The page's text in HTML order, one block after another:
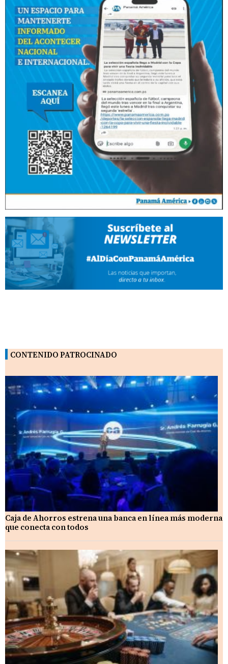
CONTENIDO PATROCINADO
Caja de Ahorros estrena una banca en línea más moderna
que conecta con todos